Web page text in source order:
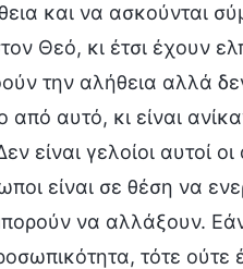
και να ασκούνται
Θεό, κι έτσι έχουν
την αλήθεια αλλά
αυτό, κι είναι
είναι γελοίοι αυτοί
είναι σε θέση να
να αλλάξουν.
τότε